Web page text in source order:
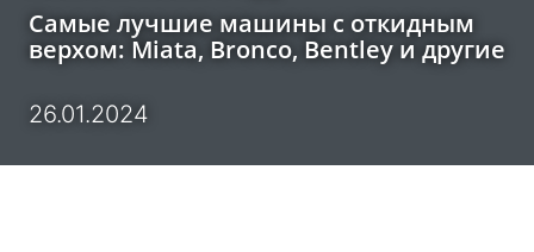
Самые лучшие машины с откидным
верхом: Miata, Bronco, Bentley и другие
26.01.2024